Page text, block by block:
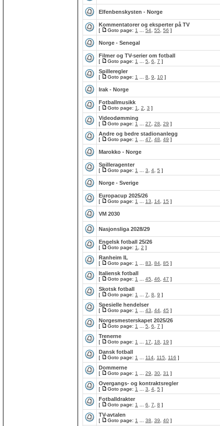
Elfenbenskysten - Norge
Kommentatorer og eksperter på TV
[ Goto page: 1 54 55 56 ]
Norge - Senegal
Filmer og TV-serier om fotball
[ Goto page: 1 5 6 7 ]
Spilleregler
[ Goto page: 1 8 9 10 ]
Irak - Norge
Fotballmusikk
[ Goto page: 1 2 3 ]
Videodømming
[ Goto page: 1 27 28 29 ]
Andre og bedre stadionanlegg
[ Goto page: 1 47 48 49 ]
Marokko - Norge
Spilleragenter
[ Goto page: 1 3 4 5 ]
Norge - Sverige
Europacup 2025/26
[ Goto page: 1 13 14 15 ]
VM 2030
Nasjonsliga 2028/29
Engelsk fotball 25/26
[ Goto page: 1 2 ]
Ranheim IL
[ Goto page: 1 83 84 85 ]
Italiensk fotball
[ Goto page: 1 45 46 47 ]
Skotsk fotball
[ Goto page: 1 7 8 9 ]
Spesielle hendelser
[ Goto page: 1 43 44 45 ]
Norgesmesterskapet 2025/26
[ Goto page: 1 5 6 7 ]
Trenerne
[ Goto page: 1 17 18 19 ]
Dansk fotball
[ Goto page: 1 114 115 116 ]
Dommerne
[ Goto page: 1 29 30 31 ]
Overgangs- og kontraktsregler
[ Goto page: 1 3 4 5 ]
Fotballdrakter
[ Goto page: 1 6 7 8 ]
TV-avtalen
[ Goto page: 1 38 39 40 ]